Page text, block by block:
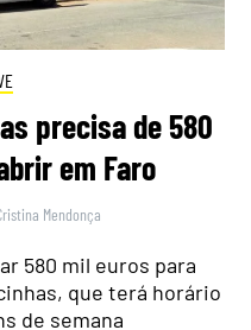
precisa de 580
em Faro
Mendonça
580 mil euros para
que terá horário
de semana